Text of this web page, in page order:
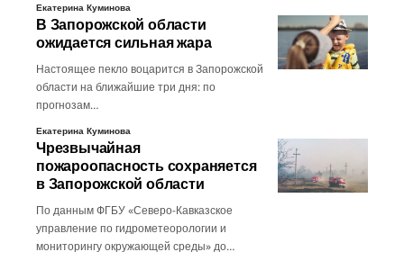
Екатерина Куминова
В Запорожской области
ожидается сильная жара
Настоящее пекло воцарится в Запорожской
области на ближайшие три дня: по
прогнозам…
Екатерина Куминова
Чрезвычайная
пожароопасность сохраняется
в Запорожской области
По данным ФГБУ «Северо-Кавказское
управление по гидрометеорологии и
мониторингу окружающей среды» до…